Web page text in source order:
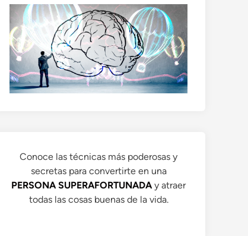
Conoce las técnicas más poderosas y
secretas para convertirte en una
PERSONA SUPERAFORTUNADA y atraer
todas las cosas buenas de la vida.